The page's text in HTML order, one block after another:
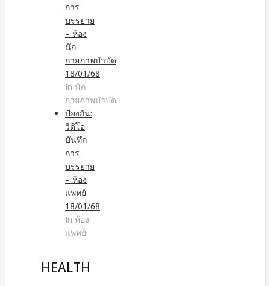
การ
บรรยาย
– ห้อง
นัก
กายภาพบำบัด
18/01/68
In นัก
กายภาพบำบัด
ป้องกัน:
วีดิโอ
บันทึก
การ
บรรยาย
– ห้อง
แพทย์
18/01/68
In ห้อง
แพทย์
HEALTH